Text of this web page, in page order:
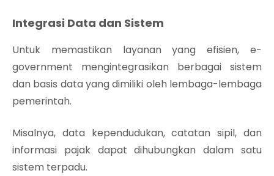
Integrasi Data dan Sistem
Untuk memastikan layanan yang efisien, e-
government mengintegrasikan berbagai sistem
dan basis data yang dimiliki oleh lembaga-lembaga
pemerintah.
Misalnya, data kependudukan, catatan sipil, dan
informasi pajak dapat dihubungkan dalam satu
sistem terpadu.